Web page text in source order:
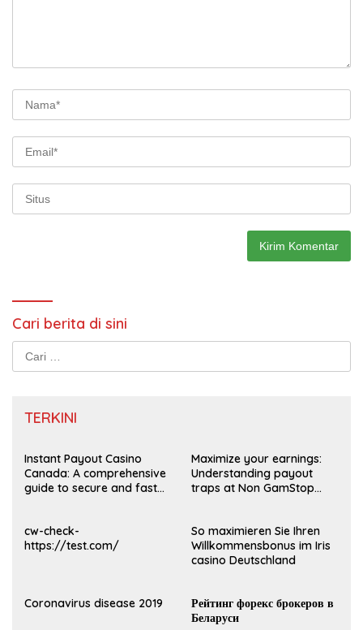
Cari berita di sini
Cari
untuk:
TERKINI
Instant Payout Casino
Canada: A comprehensive
guide to secure and fast
Maximize your earnings:
Understanding payout
traps at Non GamStop
cw-check-
https://test.com/
So maximieren Sie Ihren
Willkommensbonus im Iris
casino Deutschland
Coronavirus disease 2019
Рейтинг форекс брокеров в
Беларуси